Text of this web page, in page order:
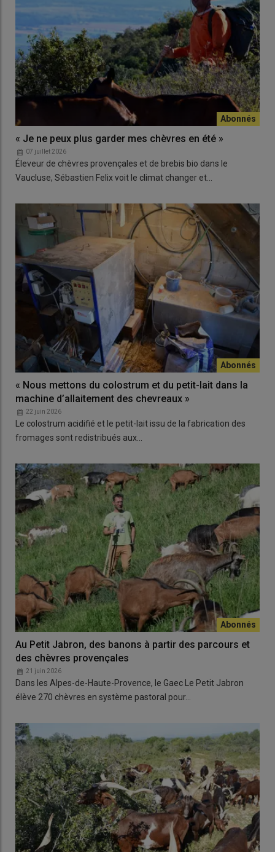
« Je ne peux plus garder mes chèvres en été »
07 juillet 2026
Éleveur de chèvres provençales et de brebis bio dans le
Vaucluse, Sébastien Felix voit le climat changer et…
« Nous mettons du colostrum et du petit-lait dans la
machine d’allaitement des chevreaux »
22 juin 2026
Le colostrum acidifié et le petit-lait issu de la fabrication des
fromages sont redistribués aux…
Au Petit Jabron, des banons à partir des parcours et
des chèvres provençales
21 juin 2026
Dans les Alpes-de-Haute-Provence, le Gaec Le Petit Jabron
élève 270 chèvres en système pastoral pour…